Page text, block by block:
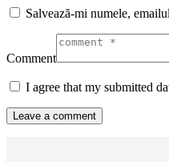
Salvează-mi numele,
Comment
I agree that my submitted